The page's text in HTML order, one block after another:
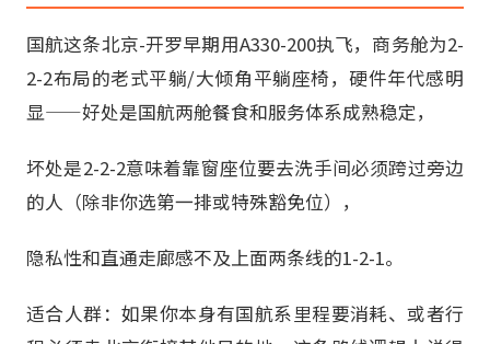
国航这条北京-开罗早期用A330-200执飞，商务舱为2-
2-2布局的老式平躺/大倾角平躺座椅，硬件年代感明
显——好处是国航两舱餐食和服务体系成熟稳定，
坏处是2-2-2意味着靠窗座位要去洗手间必须跨过旁边
的人（除非你选第一排或特殊豁免位），
隐私性和直通走廊感不及上面两条线的1-2-1。
适合人群：如果你本身有国航系里程要消耗、或者行